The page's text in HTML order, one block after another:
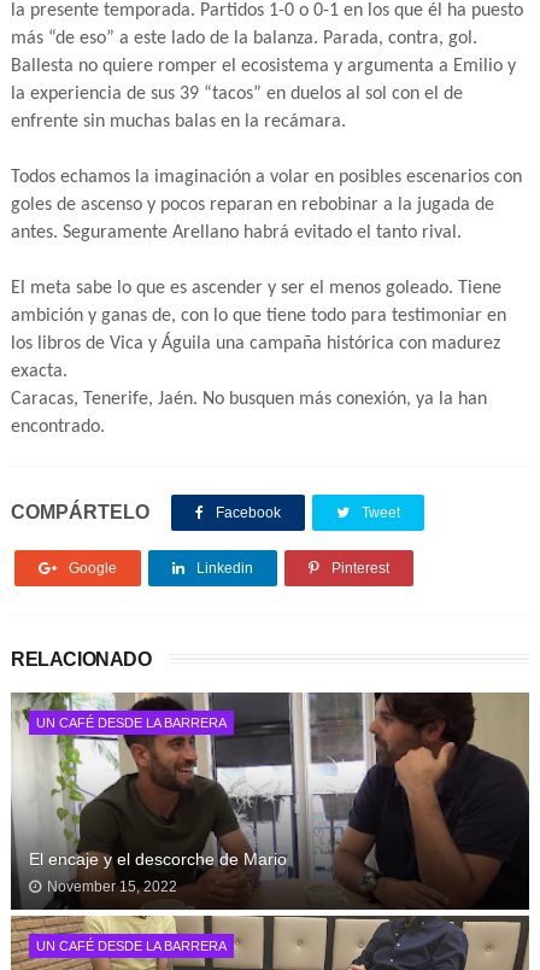
la presente temporada. Partidos 1-0 o 0-1 en los que él ha puesto
más “de eso” a este lado de la balanza. Parada, contra, gol.
Ballesta no quiere romper el ecosistema y argumenta a Emilio y
la experiencia de sus 39 “tacos” en duelos al sol con el de
enfrente sin muchas balas en la recámara.
Todos echamos la imaginación a volar en posibles escenarios con
goles de ascenso y pocos reparan en rebobinar a la jugada de
antes. Seguramente Arellano habrá evitado el tanto rival.
El meta sabe lo que es ascender y ser el menos goleado. Tiene
ambición y ganas de, con lo que tiene todo para testimoniar en
los libros de Vica y Águila una campaña histórica con madurez
exacta.
Caracas, Tenerife, Jaén. No busquen más conexión, ya la han
encontrado.
COMPÁRTELO Facebook Tweet
Google Linkedin Pinterest
RELACIONADO
UN CAFÉ DESDE LA BARRERA
El encaje y el descorche de Mario
November 15, 2022
UN CAFÉ DESDE LA BARRERA